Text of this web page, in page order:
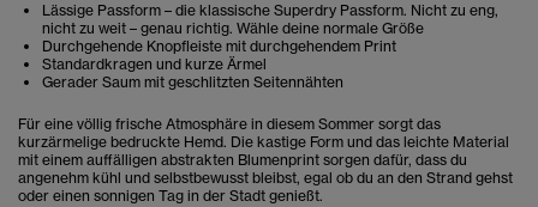
Lässige Passform – die klassische Superdry Passform. Nicht zu eng,
nicht zu weit – genau richtig. Wähle deine normale Größe
Durchgehende Knopfleiste mit durchgehendem Print
Standardkragen und kurze Ärmel
Gerader Saum mit geschlitzten Seitennähten
Für eine völlig frische Atmosphäre in diesem Sommer sorgt das
kurzärmelige bedruckte Hemd. Die kastige Form und das leichte Material
mit einem auffälligen abstrakten Blumenprint sorgen dafür, dass du
angenehm kühl und selbstbewusst bleibst, egal ob du an den Strand gehst
oder einen sonnigen Tag in der Stadt genießt.